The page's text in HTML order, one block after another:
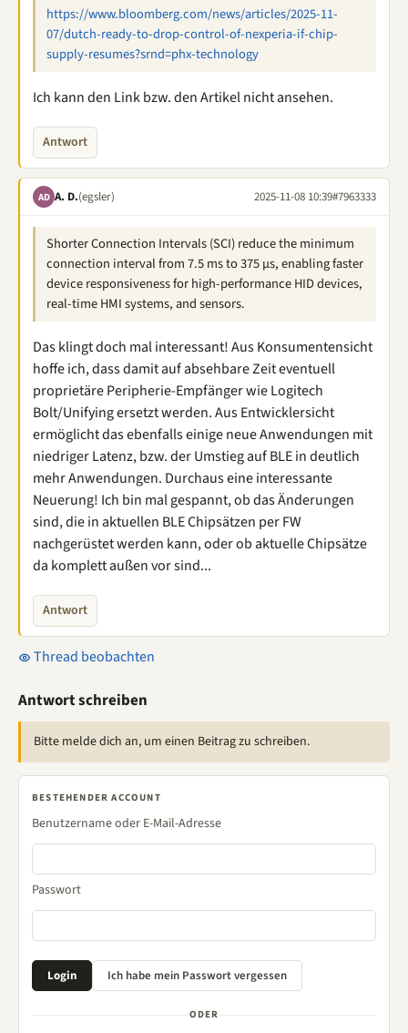
https://www.bloomberg.com/news/articles/2025-11-
07/dutch-ready-to-drop-control-of-nexperia-if-chip-
supply-resumes?srnd=phx-technology
Ich kann den Link bzw. den Artikel nicht ansehen.
Antwort
AD A. D.(egsler) 2025-11-08 10:39#7963333
Shorter Connection Intervals (SCI) reduce the minimum
connection interval from 7.5 ms to 375 µs, enabling faster
device responsiveness for high-performance HID devices,
real-time HMI systems, and sensors.
Das klingt doch mal interessant! Aus Konsumentensicht
hoffe ich, dass damit auf absehbare Zeit eventuell
proprietäre Peripherie-Empfänger wie Logitech
Bolt/Unifying ersetzt werden. Aus Entwicklersicht
ermöglicht das ebenfalls einige neue Anwendungen mit
niedriger Latenz, bzw. der Umstieg auf BLE in deutlich
mehr Anwendungen. Durchaus eine interessante
Neuerung! Ich bin mal gespannt, ob das Änderungen
sind, die in aktuellen BLE Chipsätzen per FW
nachgerüstet werden kann, oder ob aktuelle Chipsätze
da komplett außen vor sind...
Antwort
Thread beobachten
Antwort schreiben
Bitte melde dich an, um einen Beitrag zu schreiben.
BESTEHENDER ACCOUNT
Benutzername oder E-Mail-Adresse
Passwort
ODER